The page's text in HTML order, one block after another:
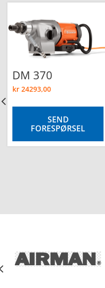
DM 370
kr 24293,00
SEND
FORESPØRSEL